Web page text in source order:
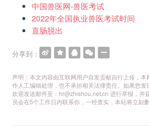
中国兽医网-兽医考试
2022年全国执业兽医考试时间
直肠脱出
分享到：
声明：本文内容由互联网用户自发贡献自行上传，本
作人工编辑处理，也不承担相关法律责任。如果您发
欢迎发送邮件至：hr@zhishou.net.cn 进行举报，并
员会在5个工作日内联系你，一经查实，本站将立刻